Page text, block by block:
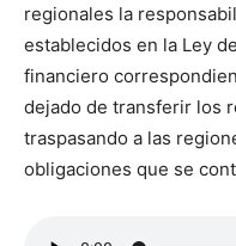
regionales la
establecidos en la Ley
financiero
dejado de transferir los
traspasando a las
obligaciones que se